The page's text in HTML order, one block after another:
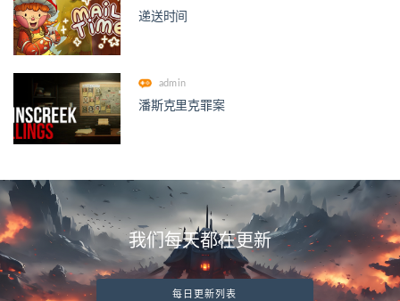
递送时间
admin
潘斯克里克罪案
我们每天都在更新
每日更新列表